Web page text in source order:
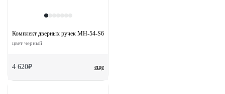
еще
Комплект дверных ручек MH-54-S6 BL с заверткой MH-WC-S6 BL + замок
цвет черный
4 620₽